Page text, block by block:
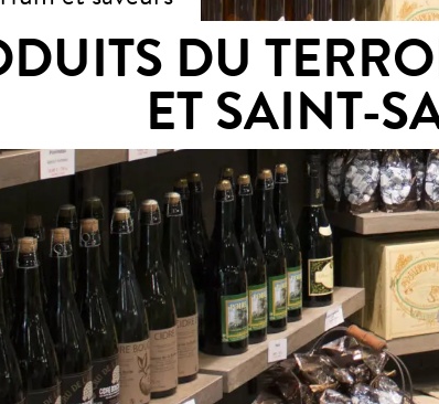
DU
ET SAINT-